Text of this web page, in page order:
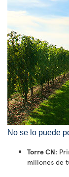
No se lo puede
Torre CN:
millones de